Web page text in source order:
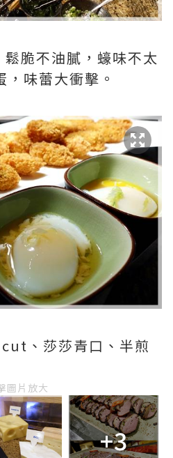
脆不油膩，蠔味不太
味蕾大衝擊。
、莎莎青口、半煎
圖片放大
+3